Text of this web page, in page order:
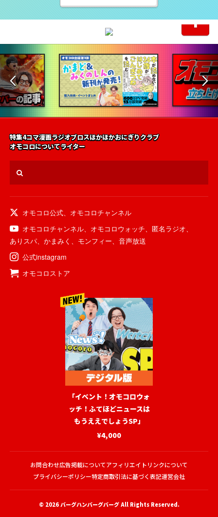
特集4コマ漫画ラジオブロスほかほかおにぎりクラブ
オモコロについてライター
オモコロ公式
オモコロチャンネル
オモコロチャンネル
オモコロウォッチ 匿名ラジオ
ありスパ
かまみく モンフィー
音声放送
公式instagram
オモコロストア
「イベント！オモコロウォ
ッチ！ふてほどニュースは
もうええでしょうSP」
¥4,000
お問合わせ広告掲載についてアフィリエイトリンクについて
プライバシーポリシー特定商取引法に基づく表記運営会社
© 2026バーグハンバーグバーグAll Rights Reserved.